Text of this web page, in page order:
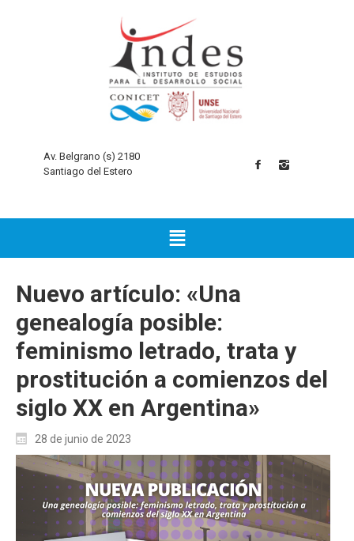
Av. Belgrano (s) 2180
Santiago del Estero
Nuevo artículo: «Una
genealogía posible:
feminismo letrado, trata y
prostitución a comienzos del
siglo XX en Argentina»
28 de junio de 2023